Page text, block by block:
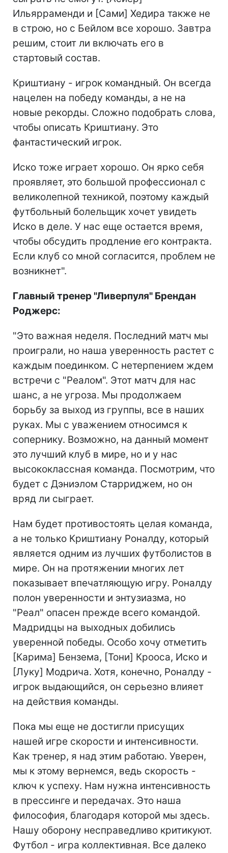
Ильярраменди и [Сами] Хедира также не
в строю, но с Бейлом все хорошо. Завтра
решим, стоит ли включать его в
стартовый состав.
Криштиану - игрок командный. Он всегда
нацелен на победу команды, а не на
новые рекорды. Сложно подобрать слова,
чтобы описать Криштиану. Это
фантастический игрок.
Иско тоже играет хорошо. Он ярко себя
проявляет, это большой профессионал с
великолепной техникой, поэтому каждый
футбольный болельщик хочет увидеть
Иско в деле. У нас еще остается время,
чтобы обсудить продление его контракта.
Если клуб со мной согласится, проблем не
возникнет".
Главный тренер "Ливерпуля" Брендан
Роджерс:
"Это важная неделя. Последний матч мы
проиграли, но наша уверенность растет с
каждым поединком. С нетерпением ждем
встречи с "Реалом". Этот матч для нас
шанс, а не угроза. Мы продолжаем
борьбу за выход из группы, все в наших
руках. Мы с уважением относимся к
сопернику. Возможно, на данный момент
это лучший клуб в мире, но и у нас
высококлассная команда. Посмотрим, что
будет с Дэниэлом Старриджем, но он
вряд ли сыграет.
Нам будет противостоять целая команда,
а не только Криштиану Роналду, который
является одним из лучших футболистов в
мире. Он на протяжении многих лет
показывает впечатляющую игру. Роналду
полон уверенности и энтузиазма, но
"Реал" опасен прежде всего командой.
Мадридцы на выходных добились
уверенной победы. Особо хочу отметить
[Карима] Бензема, [Тони] Крооса, Иско и
[Луку] Модрича. Хотя, конечно, Роналду -
игрок выдающийся, он серьезно влияет
на действия команды.
Пока мы еще не достигли присущих
нашей игре скорости и интенсивности.
Как тренер, я над этим работаю. Уверен,
мы к этому вернемся, ведь скорость -
ключ к успеху. Нам нужна интенсивность
в прессинге и передачах. Это наша
философия, благодаря которой мы здесь.
Нашу оборону несправедливо критикуют.
Футбол - игра коллективная. Все далеко